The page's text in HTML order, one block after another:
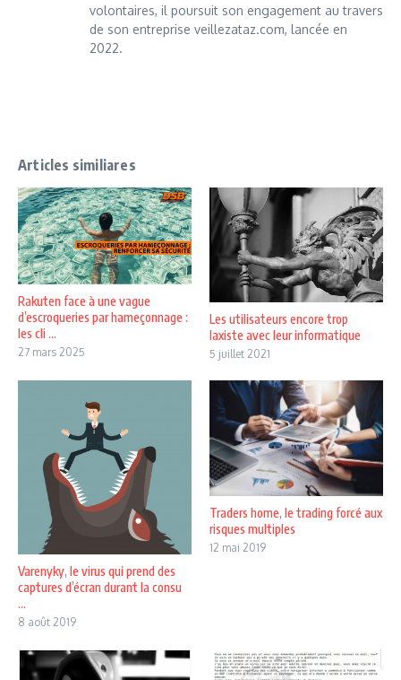
volontaires, il poursuit son engagement au travers
de son entreprise veillezataz.com, lancée en
2022.
Articles similiares
Rakuten face à une vague
d’escroqueries par hameçonnage :
les cli ...
27 mars 2025
Les utilisateurs encore trop
laxiste avec leur informatique
5 juillet 2021
Varenyky, le virus qui prend des
captures d’écran durant la consu
...
8 août 2019
Traders home, le trading forcé aux
risques multiples
12 mai 2019